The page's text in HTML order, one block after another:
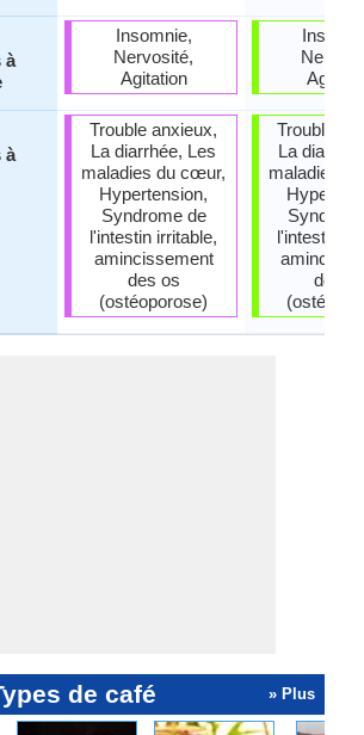
à
à
Insomnie,
Nervosité,
Agitation
Trouble anxieux,
La diarrhée, Les
maladies du cœur,
Hypertension,
Syndrome de
l'intestin irritable,
amincissement
des os
(ostéoporose)
Trouble
La
maladies
l'intestin
des
de café » Plus